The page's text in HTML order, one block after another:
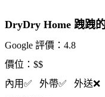
DryDry Home 跩跩
Google 評價：4.8
價位：$$
內用✅ 外帶✅ 外送❌